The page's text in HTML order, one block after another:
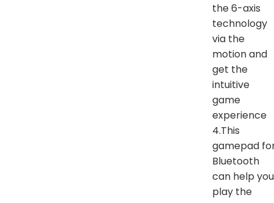
the 6-axis
technology
via the
motion and
get the
intuitive
game
experience
4.This
gamepad
Bluetooth
can help you
play the